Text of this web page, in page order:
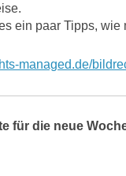
ein paar Tipps,
managed.de/
für die neue